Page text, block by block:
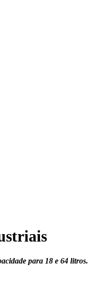
para 18 e 64 litros.